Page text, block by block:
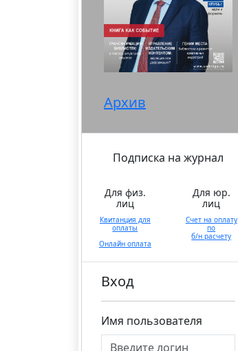
Архив
Подписка на журнал
Для физ.
лиц
Квитанция для
оплаты
Онлайн оплата
Для юр.
лиц
Счет на оплату
по
б/н расчету
Вход
Имя пользователя